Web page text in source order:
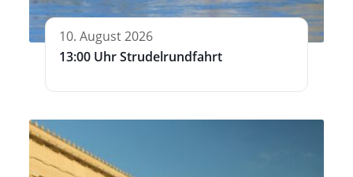
10. August 2026
13:00 Uhr Strudelrundfahrt